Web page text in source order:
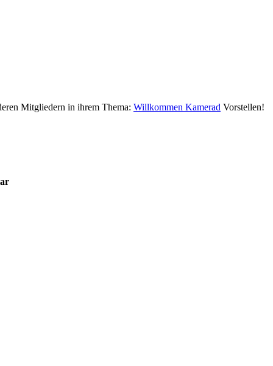
Mitgliedern in ihrem Thema: Willkommen Kamerad Vorstellen!